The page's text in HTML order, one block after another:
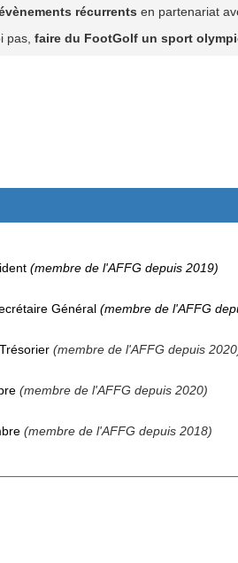
récurrents en partenariat
pas, faire du FootGolf un sport
(membre de l'AFFG depuis 2019)
Général (membre de l'AFFG
(membre de l'AFFG depuis
(membre de l'AFFG depuis 2020)
(membre de l'AFFG depuis 2018)